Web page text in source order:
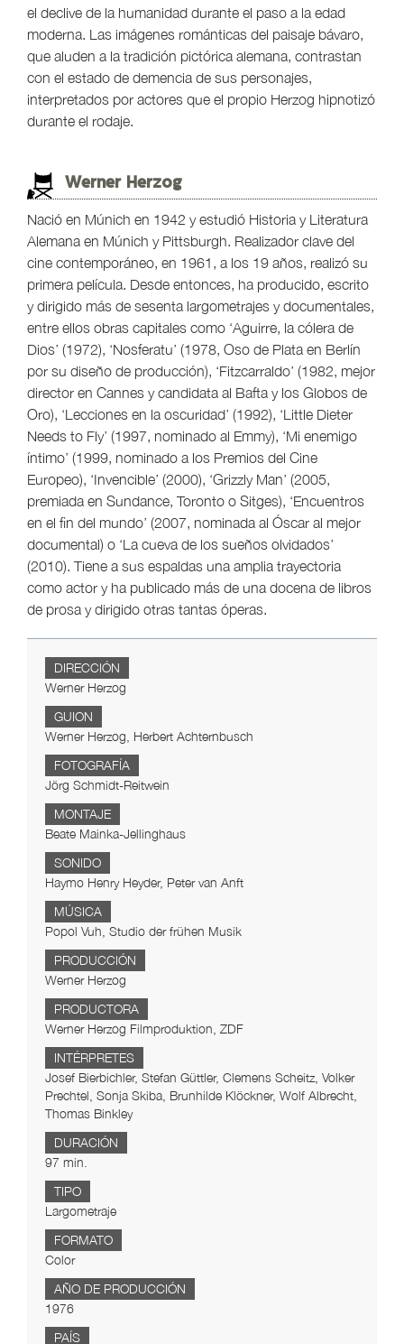
el declive de la humanidad durante el paso a la edad
moderna. Las imágenes románticas del paisaje bávaro,
que aluden a la tradición pictórica alemana, contrastan
con el estado de demencia de sus personajes,
interpretados por actores que el propio Herzog hipnotizó
durante el rodaje.
Werner Herzog
Nació en Múnich en 1942 y estudió Historia y Literatura
Alemana en Múnich y Pittsburgh. Realizador clave del
cine contemporáneo, en 1961, a los 19 años, realizó su
primera película. Desde entonces, ha producido, escrito
y dirigido más de sesenta largometrajes y documentales,
entre ellos obras capitales como ‘Aguirre, la cólera de
Dios’ (1972), ‘Nosferatu’ (1978, Oso de Plata en Berlín
por su diseño de producción), ‘Fitzcarraldo’ (1982, mejor
director en Cannes y candidata al Bafta y los Globos de
Oro), ‘Lecciones en la oscuridad’ (1992), ‘Little Dieter
Needs to Fly’ (1997, nominado al Emmy), ‘Mi enemigo
íntimo’ (1999, nominado a los Premios del Cine
Europeo), ‘Invencible’ (2000), ‘Grizzly Man’ (2005,
premiada en Sundance, Toronto o Sitges), ‘Encuentros
en el fin del mundo’ (2007, nominada al Óscar al mejor
documental) o ‘La cueva de los sueños olvidados’
(2010). Tiene a sus espaldas una amplia trayectoria
como actor y ha publicado más de una docena de libros
de prosa y dirigido otras tantas óperas.
DIRECCIÓN
Werner Herzog
GUION
Werner Herzog, Herbert Achternbusch
FOTOGRAFÍA
Jörg Schmidt-Reitwein
MONTAJE
Beate Mainka-Jellinghaus
SONIDO
Haymo Henry Heyder, Peter van Anft
MÚSICA
Popol Vuh, Studio der frühen Musik
PRODUCCIÓN
Werner Herzog
PRODUCTORA
Werner Herzog Filmproduktion, ZDF
INTÉRPRETES
Josef Bierbichler, Stefan Güttler, Clemens Scheitz, Volker
Prechtel, Sonja Skiba, Brunhilde Klöckner, Wolf Albrecht,
Thomas Binkley
DURACIÓN
97 min.
TIPO
Largometraje
FORMATO
Color
AÑO DE PRODUCCIÓN
1976
PAÍS